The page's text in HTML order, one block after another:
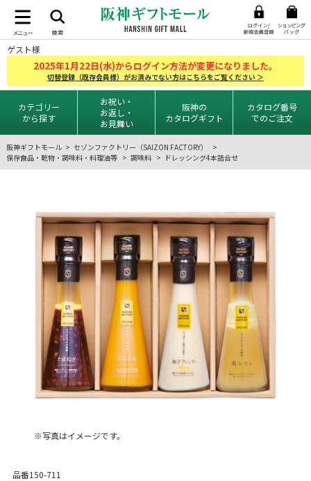
ゲスト様
2025年1月22日(水)からログイン方法が変更になりました。
切替登録（既存会員様）がお済みでない方はこちらをご覧ください ＞
カテゴリー
から探す
お祝い・
お返し・
お見舞い
阪神の
カタログギフト
カタログ番号
でのご注文
阪神ギフトモール
セゾンファクトリー（SAIZON FACTORY）
保存食品・乾物・調味料・料理油等
調味料 ドレッシング4本詰合せ
※写真はイメージです。
品番150-711